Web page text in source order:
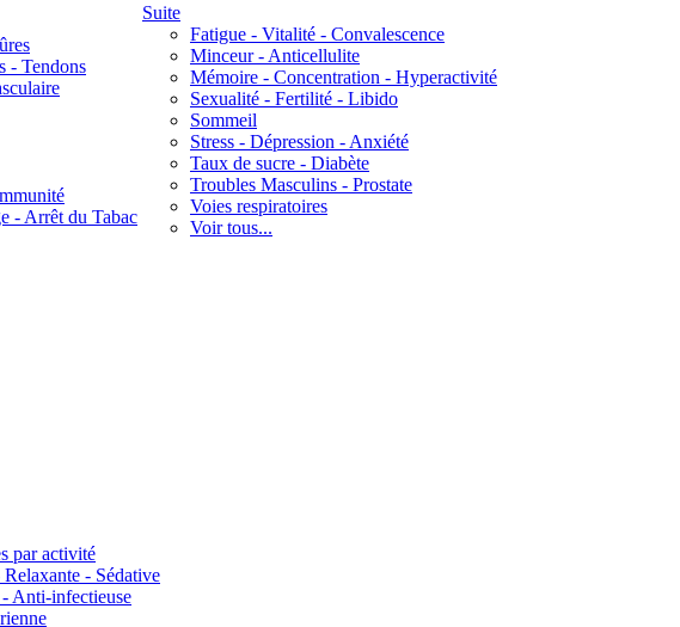
- Tendons
- Arrêt du Tabac
Suite
Fatigue - Vitalité - Convalescence
Minceur - Anticellulite
Mémoire - Concentration - Hyperactivité
Sexualité - Fertilité - Libido
Sommeil
Stress - Dépression - Anxiété
Taux de sucre - Diabète
Troubles Masculins - Prostate
Voies respiratoires
Voir tous...
par activité
- Sédative
Anti-infectieuse